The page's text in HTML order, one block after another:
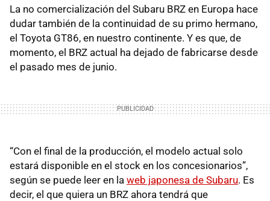
La no comercialización del Subaru BRZ en Europa hace
dudar también de la continuidad de su primo hermano,
el Toyota GT86, en nuestro continente. Y es que, de
momento, el BRZ actual ha dejado de fabricarse desde
el pasado mes de junio.
“Con el final de la producción, el modelo actual solo
estará disponible en el stock en los concesionarios”,
según se puede leer en la web japonesa de Subaru. Es
decir, el que quiera un BRZ ahora tendrá que